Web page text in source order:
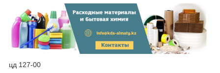
цд 127-00